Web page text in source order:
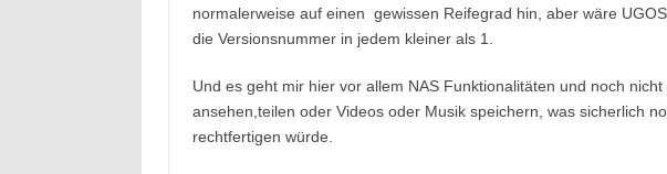
normalerweise auf einen gewissen Reifegrad hin, aber wäre
die Versionsnummer in jedem kleiner als 1.
Und es geht mir hier vor allem NAS Funktionalitäten und noch
ansehen,teilen oder Videos oder Musik speichern, was sicherlich
rechtfertigen würde.